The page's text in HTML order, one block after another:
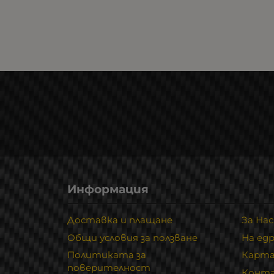
Информация
Доставка и плащане
Общи условия за ползване
Политиката за
поверителност
За Нас
На